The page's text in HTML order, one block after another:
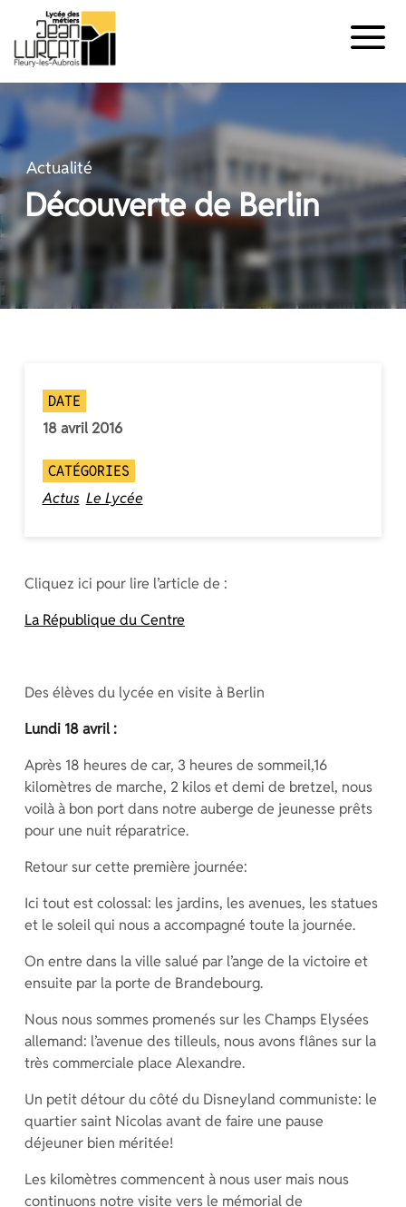
contenu
Actualité
Découverte de Berlin
DATE
18 avril 2016
CATÉGORIES
Actus Le Lycée
Cliquez ici pour lire l’article de :
La République du Centre
Des élèves du lycée en visite à Berlin
Lundi 18 avril :
Après 18 heures de car, 3 heures de sommeil,16
kilomètres de marche, 2 kilos et demi de bretzel, nous
voilà à bon port dans notre auberge de jeunesse prêts
pour une nuit réparatrice.
Retour sur cette première journée:
Ici tout est colossal: les jardins, les avenues, les statues
et le soleil qui nous a accompagné toute la journée.
On entre dans la ville salué par l’ange de la victoire et
ensuite par la porte de Brandebourg.
Nous nous sommes promenés sur les Champs Elysées
allemand: l’avenue des tilleuls, nous avons flânes sur la
très commerciale place Alexandre.
Un petit détour du côté du Disneyland communiste: le
quartier saint Nicolas avant de faire une pause
déjeuner bien méritée!
Les kilomètres commencent à nous user mais nous
continuons notre visite vers le mémorial de
Panneau de gestion des cookies